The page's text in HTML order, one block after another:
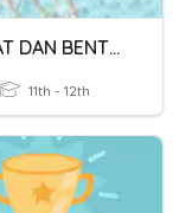
PANGKAT DAN BENTUK AKAR
11th - 12th